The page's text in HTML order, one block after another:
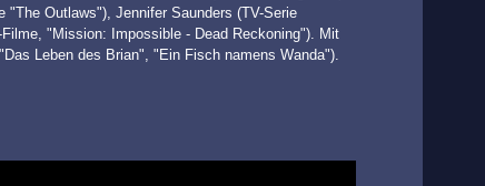
Outlaws"), Jennifer Saunders (TV-Serie
"Mission: Impossible - Dead Reckoning"). Mit
Leben des Brian", "Ein Fisch namens Wanda").